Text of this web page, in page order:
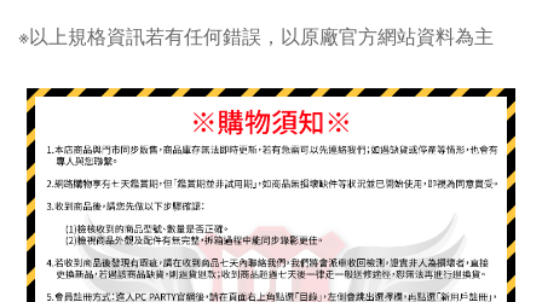
※以上規格資訊若有任何錯誤，以原廠官方網站資料為主